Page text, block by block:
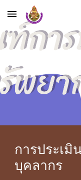
Skip to main content
การประเ
บุคลากร